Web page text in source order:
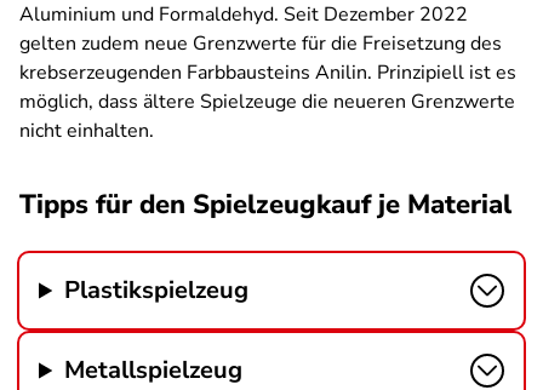
Aluminium und Formaldehyd. Seit Dezember 2022
gelten zudem neue Grenzwerte für die Freisetzung des
krebserzeugenden Farbbausteins Anilin. Prinzipiell ist es
möglich, dass ältere Spielzeuge die neueren Grenzwerte
nicht einhalten.
Tipps für den Spielzeugkauf je Material
Plastikspielzeug
Metallspielzeug